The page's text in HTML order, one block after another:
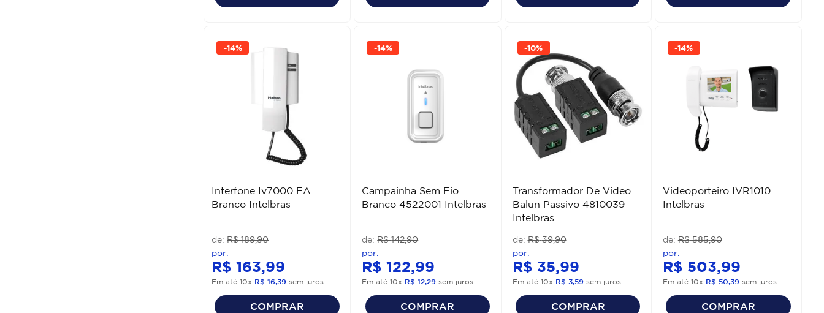
-14%
Interfone Iv7000 EA
Branco Intelbras
R$ 189,90
R$ 163,99
Em até 10x R$ 16,39 sem juros
COMPRAR
-14%
Campainha Sem Fio
Branco 4522001 Intelbras
R$ 142,90
R$ 122,99
Em até10x R$ 12,29 sem juros
COMPRAR
-10%
Transformador De Vídeo
Balun Passivo 4810039
Intelbras
R$ 39,90
R$ 35,99
Em até 10x R$ 3,59sem juros
COMPRAR
-14%
Videoporteiro IVR1010
Intelbras
R$ 585,90
R$ 503,99
Em até 10x R$ 50,39sem juros
COMPRAR